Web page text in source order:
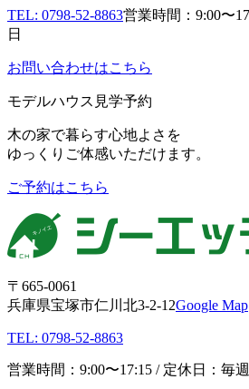
TEL: 0798-52-8863営業時間：9:00〜
日
お問い合わせはこちら
モデルハウス見学予約
木の家で暮らす心地よさを
ゆっくりご体感いただけます。
ご予約はこちら
〒665-0061
兵庫県宝塚市仁川北3-2-12Google Map
TEL: 0798-52-8863
営業時間：9:00〜17:15 / 定休日：毎